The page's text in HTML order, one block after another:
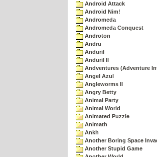
Android Attack
Android Nim!
Andromeda
Andromeda Conquest
Androton
Andru
Anduril
Anduril II
Andventures (Adventure
Angel Azul
Angleworms II
Angry Betty
Animal Party
Animal World
Animated Puzzle
Animath
Ankh
Another Boring Space
Another Stupid Game